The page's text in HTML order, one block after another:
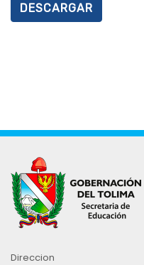
DESCARGAR
Direccion